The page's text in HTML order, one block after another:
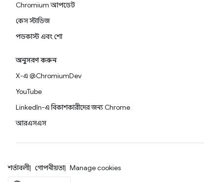
Chromium আপডেট
কেস স্টাডিজ
পডকাস্ট এবং শো
অনুসরণ করুন
X-এ @ChromiumDev
YouTube
LinkedIn-এ বিকাশকারীদের জন্য Chrome
আরএসএস
শর্তাবলী গোপনীয়তা Manage cookies